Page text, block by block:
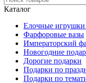
Каталог
Елочные игрушки
Фарфоровые вазы
Императорский
Новогодние
Дорогие подарки
Подарки по
Подарки по